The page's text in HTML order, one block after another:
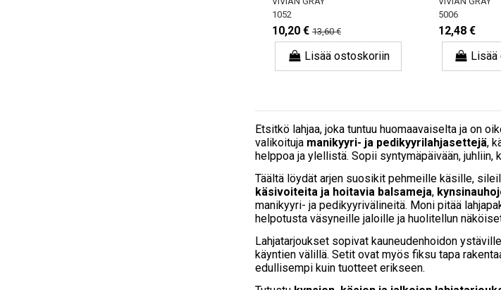
1052
10,20 € 13,60 €
Lisää ostoskoriin
5006
12,48 €
Etsitkö lahjaa, joka tuntuu huomaavaiselta ja on
valikoituja manikyyri- ja pedikyyrilahjasettejä,
helppoa ja ylellistä. Sopii syntymäpäivään,
Täältä löydät arjen suosikit pehmeille käsille,
käsivoiteita ja hoitavia balsameja,
manikyyri- ja pedikyyrivälineitä. Moni pitää
helpotusta väsyneille jaloille ja huolitellun
Lahjatarjoukset sopivat kauneudenhoidon
käyntien välillä. Setit ovat myös fiksu tapa
edullisempi kuin tuotteet erikseen.